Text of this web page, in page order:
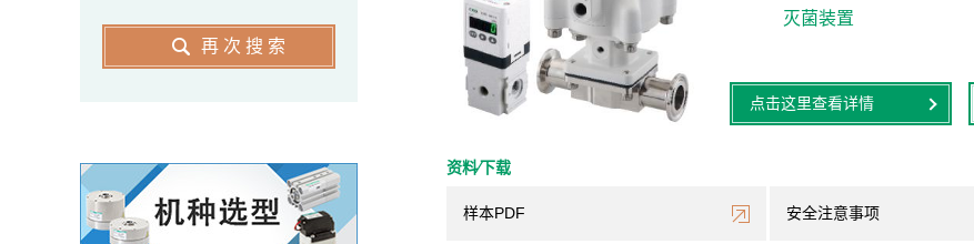
灭菌装置
点击这里查看详情
资料⁄下载
样本PDF 安全注意事项
再次搜索